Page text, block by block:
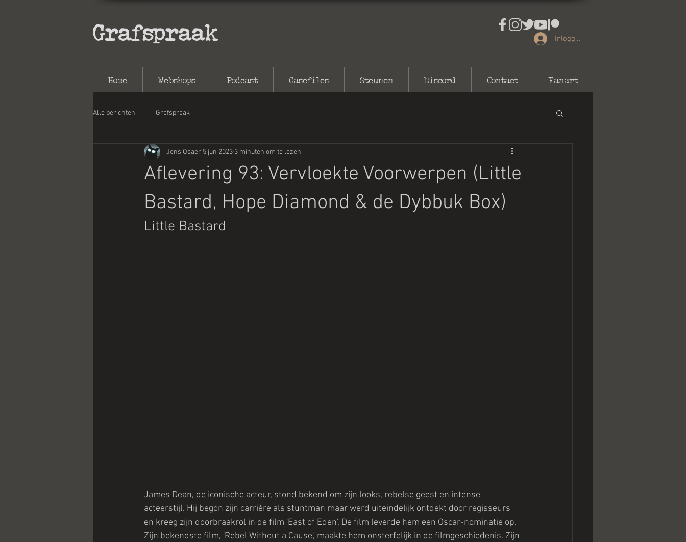
Grafspraak Inloggen
Home Webshops Podcast Casefiles Steunen Discord Contact Fanart
Alle berichten Grafspraak
Aflevering 93: Vervloekte Voorwerpen (Little
Bastard, Hope Diamond & de Dybbuk Box)
Jens Osaer 5 jun 2023 3 minuten om te lezen
Little Bastard
James Dean, de iconische acteur, stond bekend om zijn looks, rebelse geest en intense
acteerstijl. Hij begon zijn carrière als stuntman maar werd uiteindelijk ontdekt door regisseurs
en kreeg zijn doorbraakrol in de film 'East of Eden'. De film leverde hem een Oscar-nominatie op.
Zijn bekendste film, 'Rebel Without a Cause', maakte hem onsterfelijk in de filmgeschiedenis. Zijn